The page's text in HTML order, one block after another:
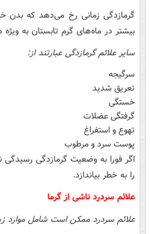
گرمازدگی زمانی رخ می‌دهد که بدن
بیشتر در ماه‌های گرم تابستان به
سایر علائم گرمازدگی عبارتند از:
سرگیجه
تعریق شدید
خستگی
گرفتگی عضلات
تهوع و استفراغ
پوست سرد و مرطوب
اگر فورا به وضعیت گرمازدگی رسیدگی
را به خطر بیاندازد.
علائم سردرد ناشی از گرما
علائم سردرد ممکن است شامل موارد